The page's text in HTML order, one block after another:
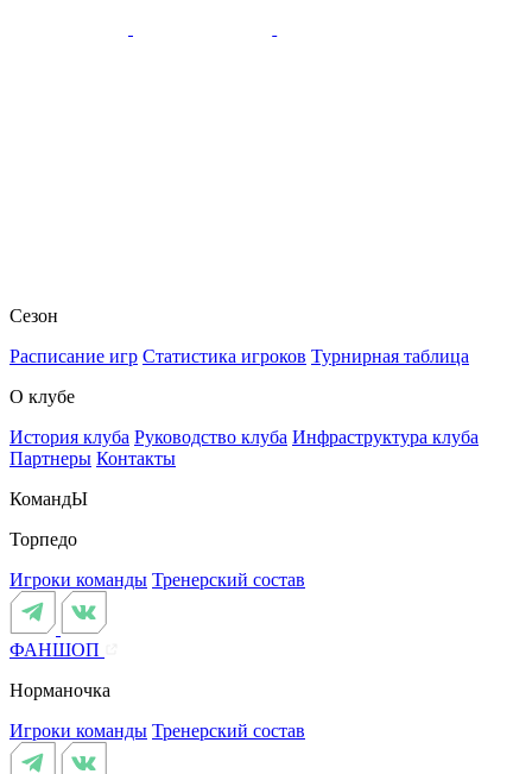
Сезон
Расписание игр Статистика игроков Турнирная таблица
О клубе
История клуба Руководство клуба Инфраструктура клуба
Партнеры Контакты
КомандЫ
Торпедо
Игроки команды Тренерский состав
ФАНШОП
Норманочка
Игроки команды Тренерский состав